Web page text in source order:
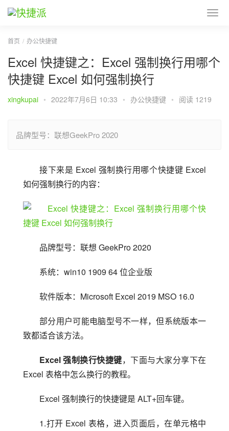
首页 办公快捷键
Excel 快捷键之：Excel 强制换行用哪个
快捷键 Excel 如何强制换行
xingkupai • 2022年7月6日 10:33 • 办公快捷键 • 阅读 1219
品牌型号：联想GeekPro 2020
接下来是 Excel 强制换行用哪个快捷键 Excel
如何强制换行的内容：
品牌型号：联想 GeekPro 2020
系统：win10 1909 64 位企业版
软件版本：Microsoft Excel 2019 MSO 16.0
部分用户可能电脑型号不一样，但系统版本一
致都适合该方法。
Excel 强制换行快捷键，下面与大家分享下在
Excel 表格中怎么换行的教程。
Excel 强制换行的快捷键是 ALT+回车键。
1.打开 Excel 表格，进入页面后，在单元格中